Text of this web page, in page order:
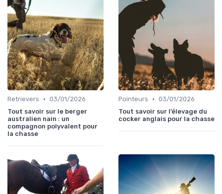
Retrievers • 03/01/2026
Tout savoir sur le berger
australien nain : un
compagnon polyvalent pour
la chasse
Pointeurs • 03/01/2026
Tout savoir sur l’élevage du
cocker anglais pour la chasse